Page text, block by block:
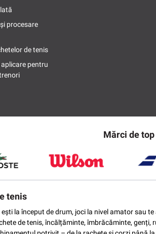
procesare
de tenis
pentru
Mărci de top
tenis
la început de drum, joci la nivel amator sau
de tenis, încălțăminte, îmbrăcăminte,